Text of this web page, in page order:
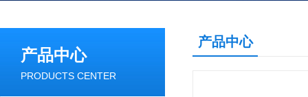
产品中心
PRODUCTS CENTER
产品中心